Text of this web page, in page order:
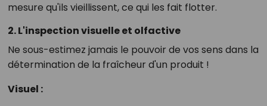
mesure qu'ils vieillissent, ce qui les fait flotter.
2. L'inspection visuelle et olfactive
Ne sous-estimez jamais le pouvoir de vos sens dans la
détermination de la fraîcheur d'un produit !
Visuel :